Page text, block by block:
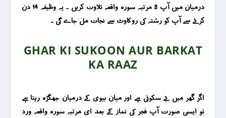
درمیان میں آپ 3 مرتبہ سورہ واقعہ تلاوت کریں ۔ یہ وظیفہ 14 دن
کرنے سے آپ کو رشتہ کی روکاوٹ سے نجات مل جاے گی ۔
GHAR KI SUKOON AUR BARKAT
KA RAAZ
اگر گھر میں بے سکونی ہے اور میان بیوی کے درمیان جھگڑہ رہتا ہے
تو ایسی صورت آپ فجر کی نماز کے بعد ای مرتبہ سورہ واقعہ ورد